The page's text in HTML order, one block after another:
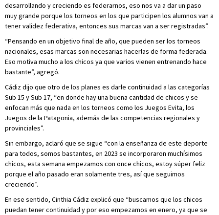
desarrollando y creciendo es federarnos, eso nos va a dar un paso
muy grande porque los torneos en los que participen los alumnos van a
tener validez federativa, entonces sus marcas van a ser registradas”.
“Pensando en un objetivo final de año, que pueden ser los torneos
nacionales, esas marcas son necesarias hacerlas de forma federada.
Eso motiva mucho a los chicos ya que varios vienen entrenando hace
bastante”, agregó.
Cádiz dijo que otro de los planes es darle continuidad a las categorías
Sub 15 y Sub 17, “en donde hay una buena cantidad de chicos y se
enfocan más que nada en los torneos como los Juegos Evita, los
Juegos de la Patagonia, además de las competencias regionales y
provinciales”.
Sin embargo, aclaró que se sigue “con la enseñanza de este deporte
para todos, somos bastantes, en 2023 se incorporaron muchísimos
chicos, esta semana empezamos con once chicos, estoy súper feliz
porque el año pasado eran solamente tres, así que seguimos
creciendo”.
En ese sentido, Cinthia Cádiz explicó que “buscamos que los chicos
puedan tener continuidad y por eso empezamos en enero, ya que se